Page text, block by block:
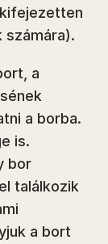
számára).
a
a borba.
is.
bor
találkozik
a bort